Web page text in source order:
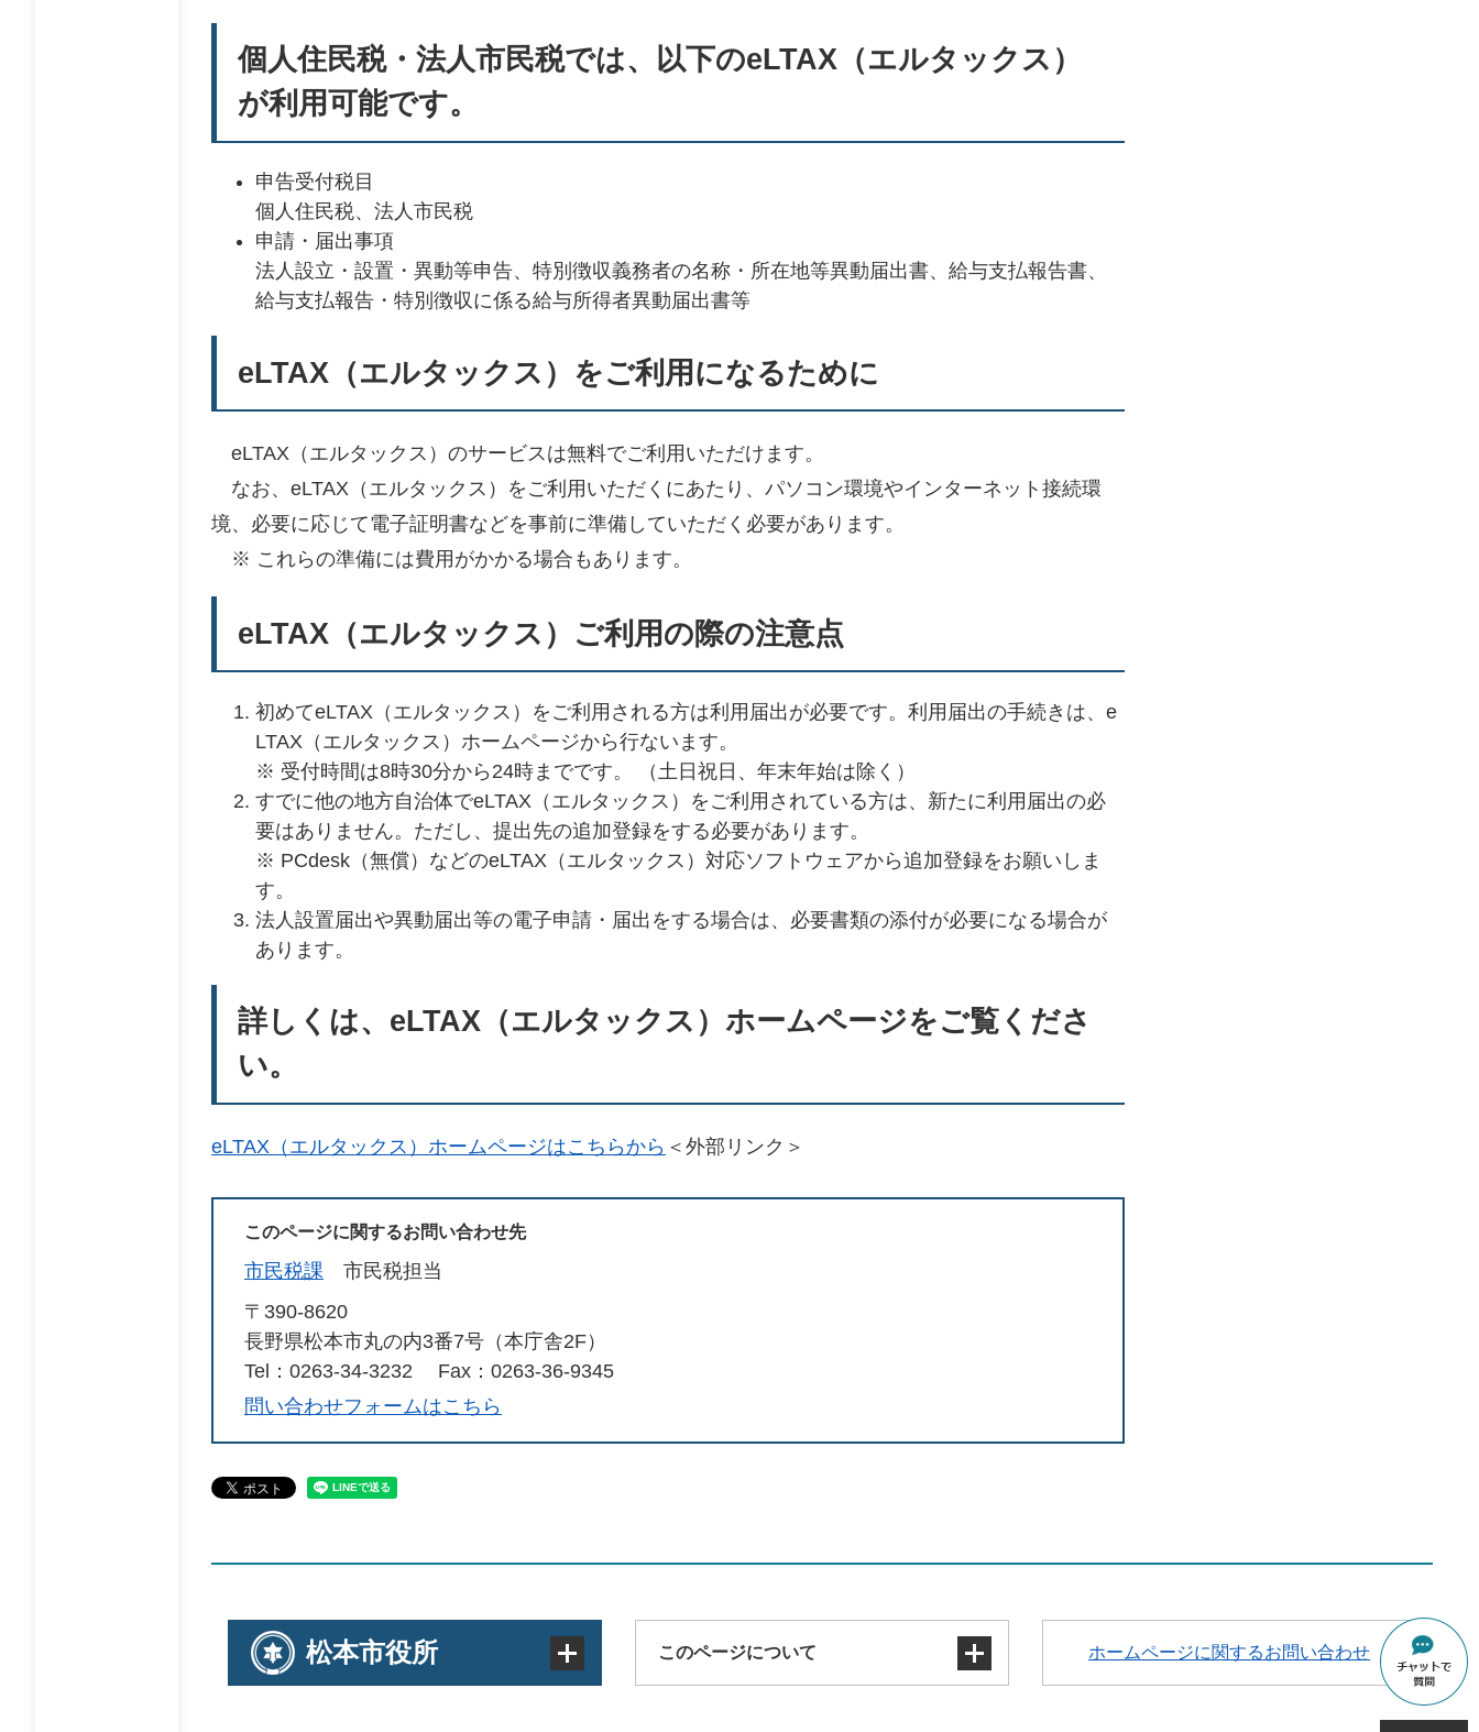
個人住民税・法人市民税では、以下のeLTAX（エルタックス）
が利用可能です。
申告受付税目
個人住民税、法人市民税
申請・届出事項
法人設立・設置・異動等申告、特別徴収義務者の名称・所在地等異動届出書、給与支払報告書、
給与支払報告・特別徴収に係る給与所得者異動届出書等
eLTAX（エルタックス）をご利用になるために
eLTAX（エルタックス）のサービスは無料でご利用いただけます。
なお、eLTAX（エルタックス）をご利用いただくにあたり、パソコン環境やインターネット接続環
境、必要に応じて電子証明書などを事前に準備していただく必要があります。
※ これらの準備には費用がかかる場合もあります。
eLTAX（エルタックス）ご利用の際の注意点
初めてeLTAX（エルタックス）をご利用される方は利用届出が必要です。利用届出の手続きは、e
LTAX（エルタックス）ホームページから行ないます。
※ 受付時間は8時30分から24時までです。 （土日祝日、年末年始は除く）
すでに他の地方自治体でeLTAX（エルタックス）をご利用されている方は、新たに利用届出の必
要はありません。ただし、提出先の追加登録をする必要があります。
※ PCdesk（無償）などのeLTAX（エルタックス）対応ソフトウェアから追加登録をお願いしま
す。
法人設置届出や異動届出等の電子申請・届出をする場合は、必要書類の添付が必要になる場合が
あります。
詳しくは、eLTAX（エルタックス）ホームページをご覧くださ
い。
eLTAX（エルタックス）ホームページはこちらから ＜外部リンク＞
このページに関するお問い合わせ先
市民税課
市民税担当
〒390-8620
長野県松本市丸の内3番7号（本庁舎2F）
Tel：0263-34-3232
Fax：0263-36-9345
問い合わせフォームはこちら
松本市役所 このページについて ホームページに関するお問い合わせ